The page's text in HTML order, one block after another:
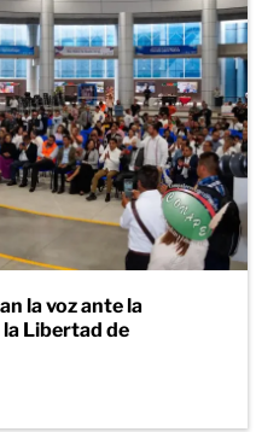
la voz ante la
Libertad de